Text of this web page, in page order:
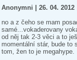
Anonymni | 26. 04. 2012
no a z čeho se mam
samé...vokaderovany
od něj tak 2-3 věci a to
momentální stár, bude to
tom, žen to je megahype.